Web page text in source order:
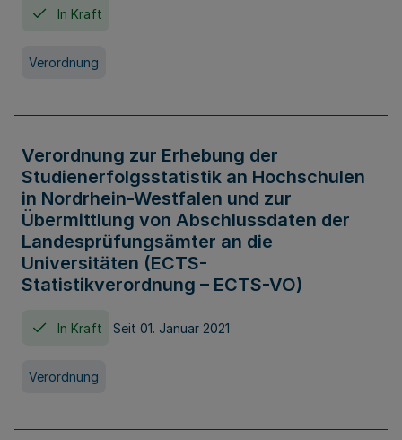
In Kraft
Verordnung
Verordnung zur Erhebung der
Studienerfolgsstatistik an Hochschulen
in Nordrhein-Westfalen und zur
Übermittlung von Abschlussdaten der
Landesprüfungsämter an die
Universitäten (ECTS-
Statistikverordnung – ECTS-VO)
In Kraft Seit 01. Januar 2021
Verordnung